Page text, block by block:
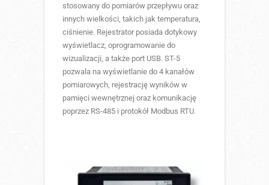
stosowany do pomiarów przepływu oraz
innych wielkości, takich jak temperatura,
ciśnienie. Rejestrator posiada dotykowy
wyświetlacz, oprogramowanie do
wizualizacji, a także port USB. ST-5
pozwala na wyświetlanie do 4 kanałów
pomiarowych, rejestrację wyników w
pamięci wewnętrznej oraz komunikację
poprzez RS-485 i protokół Modbus RTU.